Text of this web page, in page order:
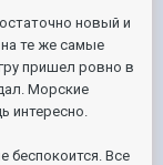
новый и
те же самые
пришел ровно в
Морские
интересно.
беспокоится. Все